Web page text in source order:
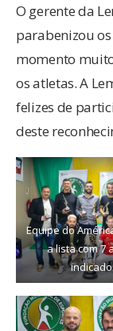
O gerente da
parabenizou
momento
os atletas. A
felizes de
deste
Equipe do
a lista com 7